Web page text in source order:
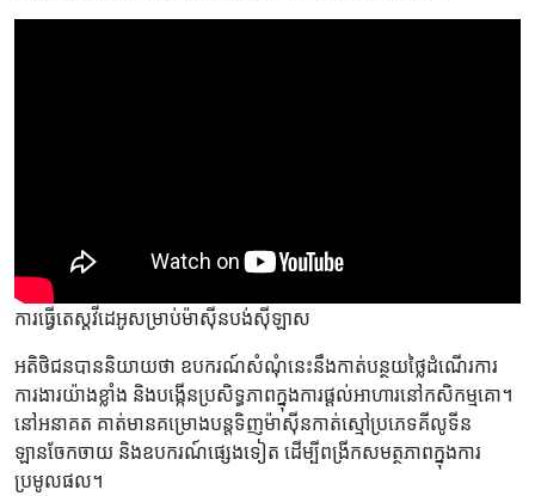
ការធ្វើតេស្តវីដេអូសម្រាប់ម៉ាស៊ីនបង់ស៊ីឡាស
អតិថិជនបាននិយាយថា ឧបករណ៍សំណុំនេះនឹងកាត់បន្ថយថ្លៃដំណើរការ
ការងារយ៉ាងខ្លាំង និងបង្កើនប្រសិទ្ធភាពក្នុងការផ្តល់អាហារនៅកសិកម្មគោ។
នៅអនាគត គាត់មានគម្រោងបន្តទិញម៉ាស៊ីនកាត់ស្មៅប្រភេទគីលូទីន
ឡានចែកចាយ និងឧបករណ៍ផ្សេងទៀត ដើម្បីពង្រីកសមត្ថភាពក្នុងការ
ប្រមូលផល។